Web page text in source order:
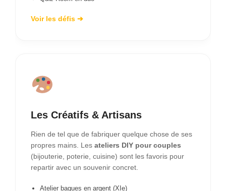
Voir les défis ➔
Les Créatifs & Artisans
Rien de tel que de fabriquer quelque chose de ses
propres mains. Les ateliers DIY pour couples
(bijouterie, poterie, cuisine) sont les favoris pour
repartir avec un souvenir concret.
Atelier bagues en argent (XIe)